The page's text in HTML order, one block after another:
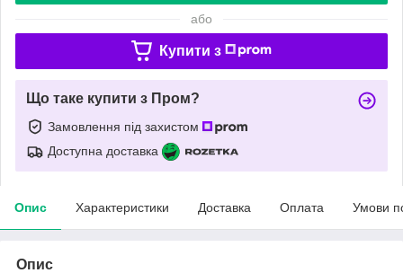
або
Купити з
Що таке купити з Пром?
Замовлення під захистом
Доступна доставка
Опис Характеристики Доставка Оплата Умови
Опис